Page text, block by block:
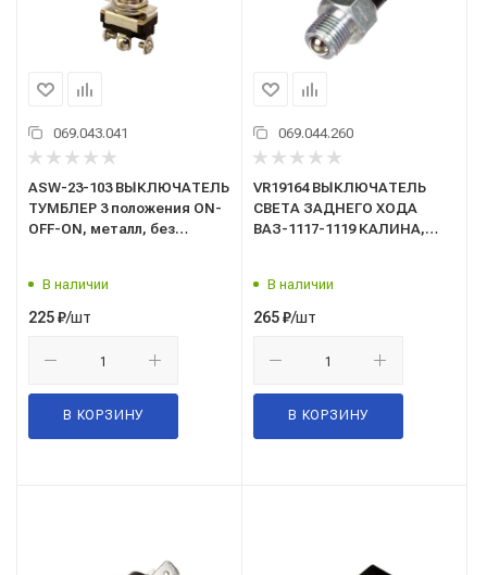
069.043.041
ASW-23-103 ВЫКЛЮЧАТЕЛЬ
ТУМБЛЕР 3 положения ON-
OFF-ON, металл, без
В наличии
225₽/шт
В КОРЗИНУ
069.044.260
VR19164 ВЫКЛЮЧАТЕЛЬ
СВЕТА ЗАДНЕГО ХОДА
ВАЗ-1117-1119 КАЛИНА,
"VOLRAM" (взамен
ВЗХ-9/2190-
В наличии
265₽/шт
В КОРЗИНУ